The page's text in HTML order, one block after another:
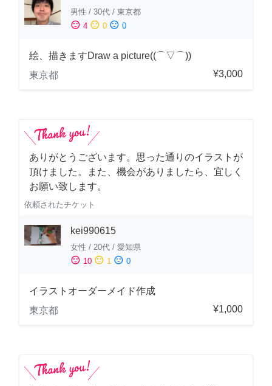
男性 / 30代 / 東京都
sentiment_satisfied 4 sentiment_neutral 0 sentiment_dissatisfied 0
絵、描きますDraw a picture((⌒▽⌒))
東京都
¥3,000
ありがとうございます。思った通りのイラストが
頂けました。また、機会がありましたら、宜しく
お願い致します。
依頼されたチケット
kei990615
女性 / 20代 / 愛知県
sentiment_satisfied 10 sentiment_neutral 1 sentiment_dissatisfied 0
イラストオーダーメイド作成
東京都
¥1,000